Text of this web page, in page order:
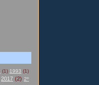
(1) 1993 (1)
2017 (2) 2º